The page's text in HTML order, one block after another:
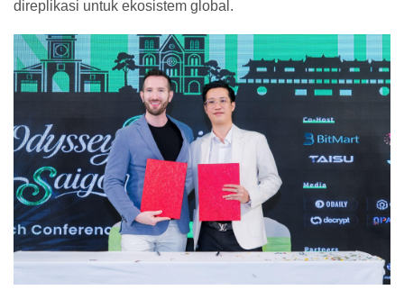
direplikasi untuk ekosistem global.